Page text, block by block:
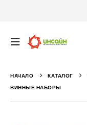
НАЧАЛО КАТАЛОГ
ВИННЫЕ НАБОРЫ